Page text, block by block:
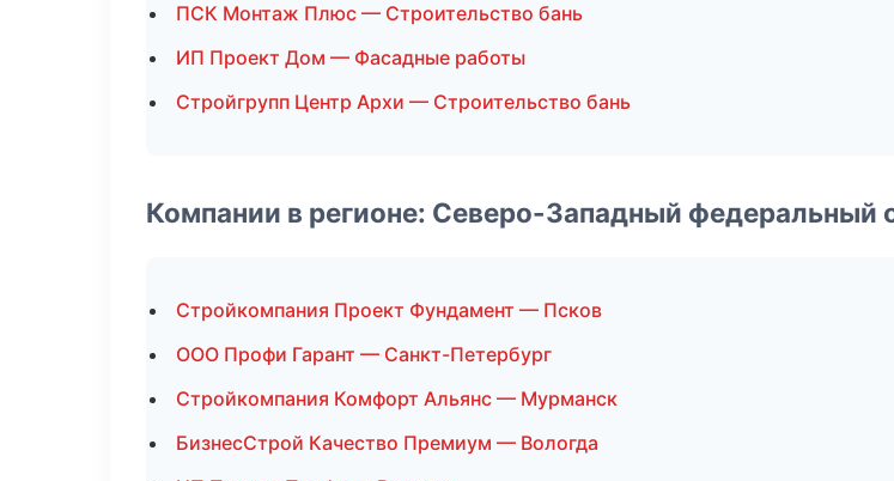
ПСК Монтаж Плюс — Строительство бань
ИП Проект Дом — Фасадные работы
Стройгрупп Центр Архи — Строительство бань
Компании в регионе: Северо-Западный федеральный
Стройкомпания Проект Фундамент — Псков
ООО Профи Гарант — Санкт-Петербург
Стройкомпания Комфорт Альянс — Мурманск
БизнесСтрой Качество Премиум — Вологда